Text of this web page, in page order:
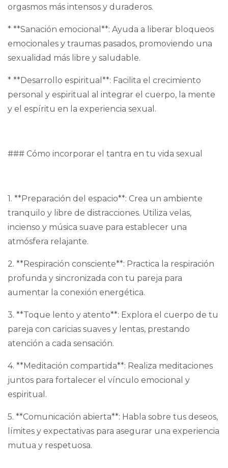
orgasmos más intensos y duraderos.
* **Sanación emocional**: Ayuda a liberar bloqueos
emocionales y traumas pasados, promoviendo una
sexualidad más libre y saludable.
* **Desarrollo espiritual**: Facilita el crecimiento
personal y espiritual al integrar el cuerpo, la mente
y el espíritu en la experiencia sexual.
### Cómo incorporar el tantra en tu vida sexual
1. **Preparación del espacio**: Crea un ambiente
tranquilo y libre de distracciones. Utiliza velas,
incienso y música suave para establecer una
atmósfera relajante.
2. **Respiración consciente**: Practica la respiración
profunda y sincronizada con tu pareja para
aumentar la conexión energética.
3. **Toque lento y atento**: Explora el cuerpo de tu
pareja con caricias suaves y lentas, prestando
atención a cada sensación.
4. **Meditación compartida**: Realiza meditaciones
juntos para fortalecer el vínculo emocional y
espiritual.
5. **Comunicación abierta**: Habla sobre tus deseos,
límites y expectativas para asegurar una experiencia
mutua y respetuosa.